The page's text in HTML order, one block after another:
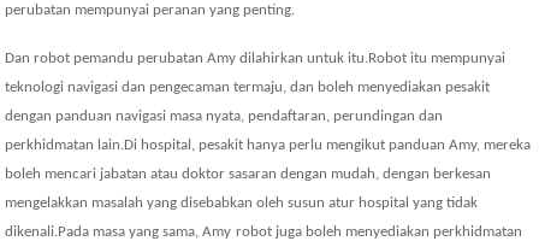
perubatan mempunyai peranan yang penting.
Dan robot pemandu perubatan Amy dilahirkan untuk itu.Robot itu mempunyai
teknologi navigasi dan pengecaman termaju, dan boleh menyediakan pesakit
dengan panduan navigasi masa nyata, pendaftaran, perundingan dan
perkhidmatan lain.Di hospital, pesakit hanya perlu mengikut panduan Amy, mereka
boleh mencari jabatan atau doktor sasaran dengan mudah, dengan berkesan
mengelakkan masalah yang disebabkan oleh susun atur hospital yang tidak
dikenali.Pada masa yang sama, Amy robot juga boleh menyediakan perkhidmatan